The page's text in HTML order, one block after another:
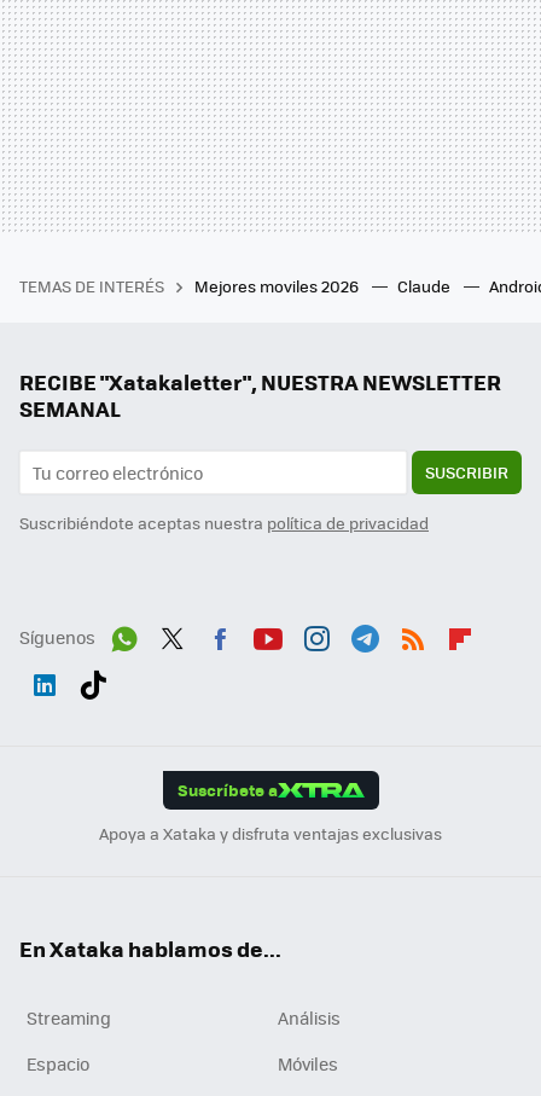
TEMAS DE INTERÉS Mejores moviles 2026 Claude
RECIBE "Xatakaletter", NUESTRA NEWSLETTER
SEMANAL
SUSCRIBIR
Suscribiéndote aceptas nuestra política de privacidad
Síguenos
Suscríbete a
Apoya a Xataka y disfruta ventajas exclusivas
En Xataka hablamos de...
Streaming
Análisis
Espacio
Móviles